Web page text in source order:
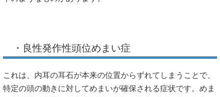
・良性発作性頭位めまい症
これは、内耳の耳石が本来の位置からずれてしまうことで、
特定の頭の動きに対してめまいが確保される症状です。めま